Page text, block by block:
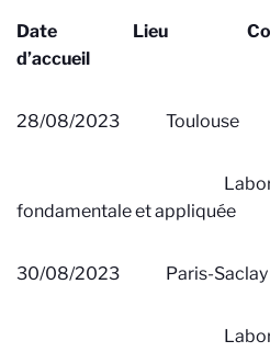
Date Lieu Contact
d’accueil
28/08/2023 Toulouse
Laboratoire
fondamentale et appliquée
30/08/2023 Paris-
Laboratoire